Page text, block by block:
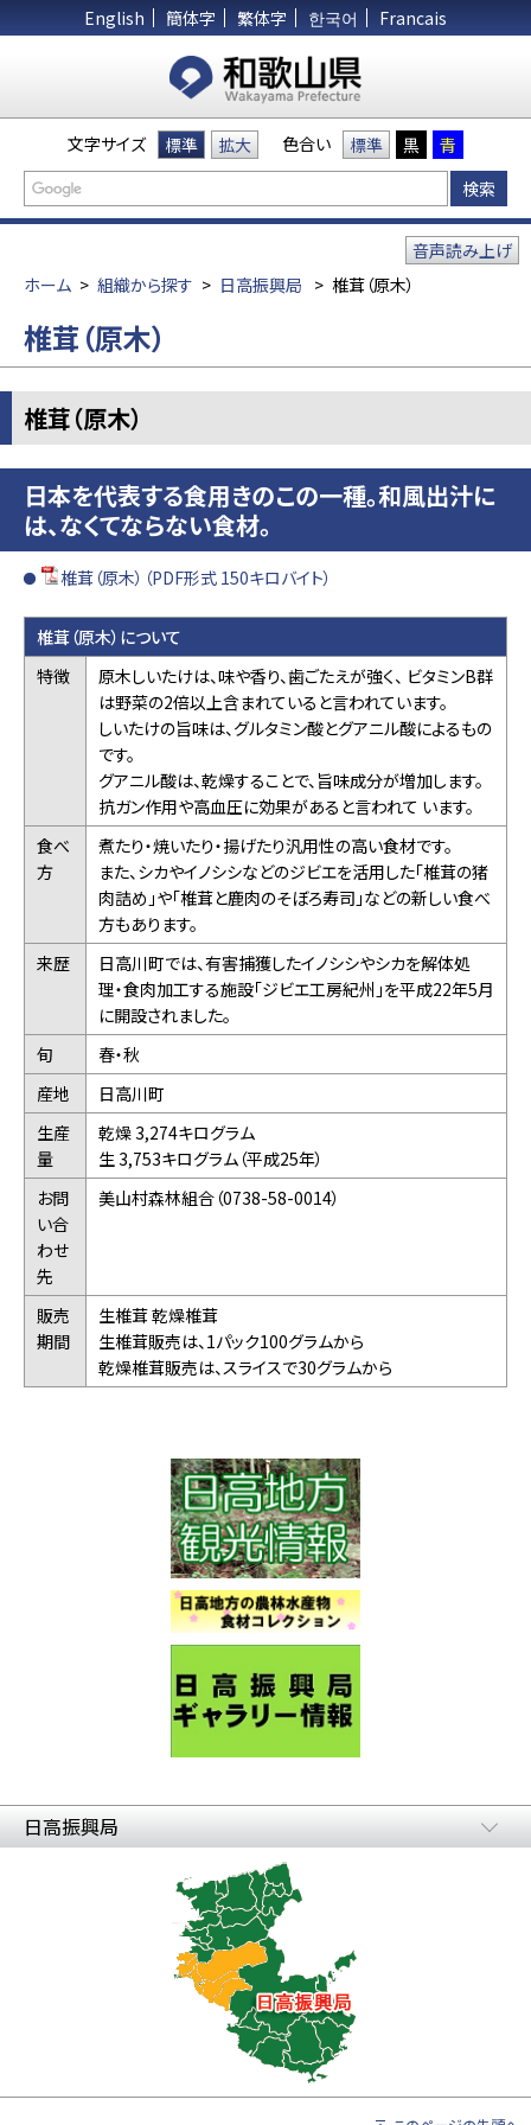
English 簡体字 繁体字 한국어 Francais
文字サイズ 標準 拡大 色合い 標準 黒 青
ホーム > 組織から探す > 日高振興局 > 椎茸（原木）
音声読み上げ
椎茸（原木）
椎茸（原木）
日本を代表する食用きのこの一種。和風出汁に
は、なくてならない食材。
椎茸（原木）（PDF形式 150キロバイト）
椎茸（原木）について
特徴
原木しいたけは、味や香り、歯ごたえが強く、 ビタミンB群
は野菜の2倍以上含まれていると言われています。
しいたけの旨味は、グルタミン酸とグアニル酸によるもの
です。
グアニル酸は、乾燥することで、旨味成分が増加します。
抗ガン作用や高血圧に効果があると言われて います。
食べ
方
煮たり・焼いたり・揚げたり汎用性の高い食材です。
また、シカやイノシシなどのジビエを活用した「椎茸の猪
肉詰め」や「椎茸と鹿肉のそぼろ寿司」などの新しい食べ
方もあります。
来歴
日高川町では、有害捕獲したイノシシやシカを解体処
理・食肉加工する施設「ジビエ工房紀州」を平成22年5月
に開設されました。
旬
春・秋
産地
日高川町
生産
量
乾燥 3,274キログラム
生 3,753キログラム（平成25年）
お問
い合
わせ
先
美山村森林組合（0738-58-0014）
販売
期間
生椎茸 乾燥椎茸
生椎茸販売は、1パック100グラムから
乾燥椎茸販売は、スライスで30グラムから
日高振興局